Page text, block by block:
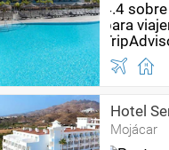
Hotel
Mojácar